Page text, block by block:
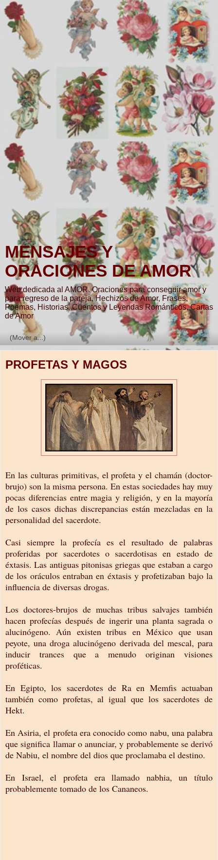
MENSAJES Y
ORACIONES DE AMOR
Web dedicada al AMOR. Oraciones para conseguir amor y
para regreso de la pareja, Hechizos de Amor, Frases,
Poemas, Historias, Cuentos y Leyendas Románticos, Cartas
de Amor
▼
PROFETAS Y MAGOS
En las culturas primitivas, el profeta y el chamán (doctor-
brujo) son la misma persona. En estas sociedades hay muy
pocas diferencias entre magia y religión, y en la mayoría
de los casos dichas discrepancias están mezcladas en la
personalidad del sacerdote.
Casi siempre la profecía es el resultado de palabras
proferidas por sacerdotes o sacerdotisas en estado de
éxtasis. Las antiguas pitonisas griegas que estaban a cargo
de los oráculos entraban en éxtasis y profetizaban bajo la
influencia de diversas drogas.
Los doctores-brujos de muchas tribus salvajes también
hacen profecías después de ingerir una planta sagrada o
alucinógeno. Aún existen tribus en México que usan
peyote, una droga alucinógeno derivada del mescal, para
inducir trances que a menudo originan visiones
proféticas.
En Egipto, los sacerdotes de Ra en Memfis actuaban
también como profetas, al igual que los sacerdotes de
Hekt.
En Asiria, el profeta era conocido como nabu, una palabra
que significa llamar o anunciar, y probablemente se derivó
de Nabiu, el nombre del dios que proclamaba el destino.
En Israel, el profeta era llamado nabhia, un título
probablemente tomado de los Cananeos.